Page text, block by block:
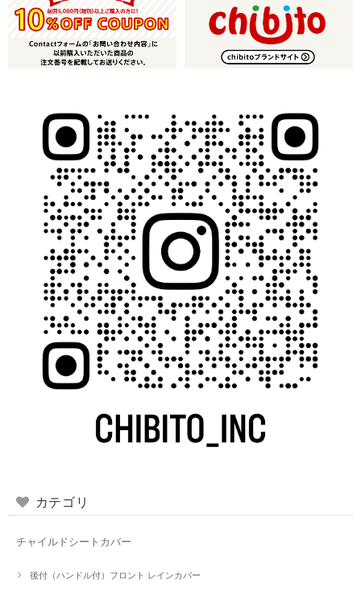
カテゴリ
チャイルドシートカバー
後付（ハンドル付）フロント レインカバー